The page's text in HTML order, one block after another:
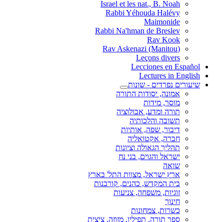
Israel et les nat., B. Noah
Rabbi Yéhouda Halévy
Maimonide
Rabbi Na'hman de Breslev
Rav Kook
(Rav Askenazi (Manitou
Leçons divers
Lecciones en Español
Lectures in English
שיעורים נפרדים - שונות
אמונה, יסודות התורה
מוסר, מידות
תורה ומדע, אבולוציה
תשובה והלכותיה
דיבור, שפה, אותיות
חברה, אקטואליה
תהליך הגאולה וציונות
ישראל והגוים, בני נח
שואה
ארץ ישראל, מצוות התל' בארץ
בית המקדש, כהנים, קורבנות
זוגיות, משפחה, צניעות
חינוך
כשרות, צמחונות
ספר תורה, תפילין, מזוזה, ציצית